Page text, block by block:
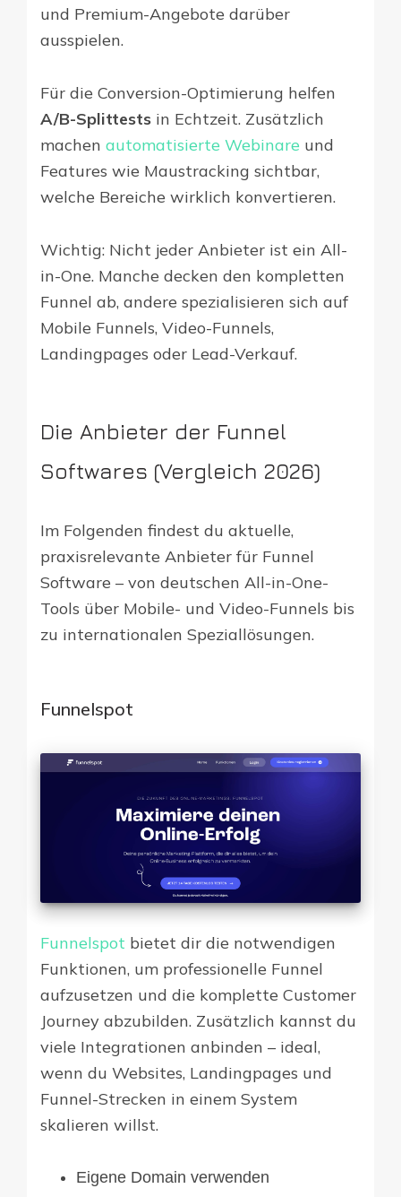
und Premium-Angebote darüber
ausspielen.
Für die Conversion-Optimierung helfen
A/B-Splittests in Echtzeit. Zusätzlich
machen automatisierte Webinare und
Features wie Maustracking sichtbar,
welche Bereiche wirklich konvertieren.
Wichtig: Nicht jeder Anbieter ist ein All-
in-One. Manche decken den kompletten
Funnel ab, andere spezialisieren sich auf
Mobile Funnels, Video-Funnels,
Landingpages oder Lead-Verkauf.
Die Anbieter der Funnel
Softwares (Vergleich 2026)
Im Folgenden findest du aktuelle,
praxisrelevante Anbieter für Funnel
Software – von deutschen All-in-One-
Tools über Mobile- und Video-Funnels bis
zu internationalen Speziallösungen.
Funnelspot
Funnelspot bietet dir die notwendigen
Funktionen, um professionelle Funnel
aufzusetzen und die komplette Customer
Journey abzubilden. Zusätzlich kannst du
viele Integrationen anbinden – ideal,
wenn du Websites, Landingpages und
Funnel-Strecken in einem System
skalieren willst.
Eigene Domain verwenden